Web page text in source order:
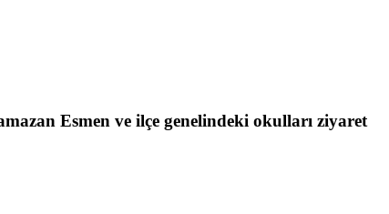
Esmen ve ilçe genelindeki okulları ziyaret